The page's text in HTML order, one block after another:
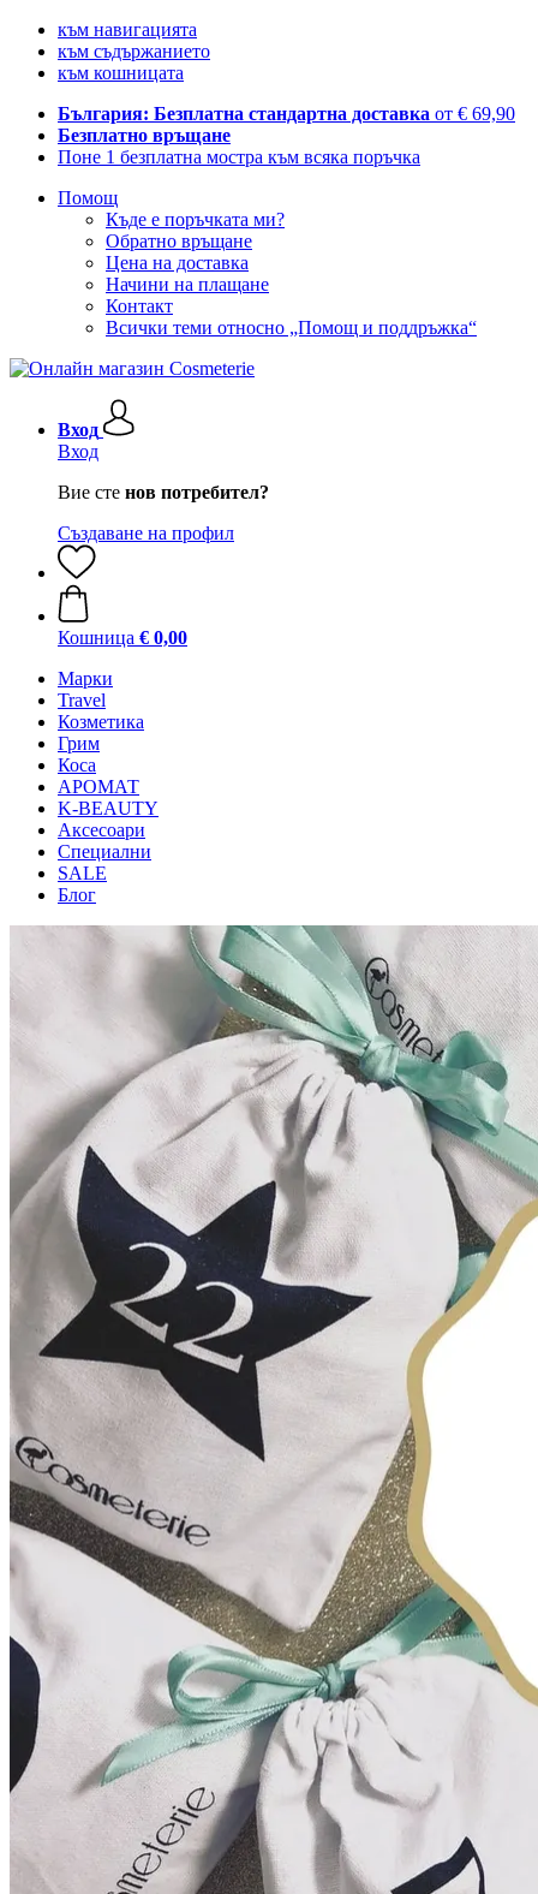
към навигацията
към съдържанието
към кошницата
България: Безплатна стандартна доставка от € 69,90
Безплатно връщане
Поне 1 безплатна мостра към всяка поръчка
Помощ
Къде е поръчката ми?
Обратно връщане
Цена на доставка
Начини на плащане
Контакт
Всички теми относно „Помощ и поддръжка“
Вход
Вход
Вие сте нов потребител?
Създаване на профил
Кошница € 0,00
Mарки
Travel
Козметика
Грим
Коса
АРОМАТ
K-BEAUTY
Аксесоари
Специални
SALE
Блог